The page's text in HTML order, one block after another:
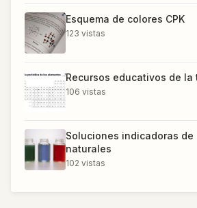
Esquema de colores CPK
123 vistas
Recursos educativos de
106 vistas
Soluciones indicadoras de
naturales
102 vistas